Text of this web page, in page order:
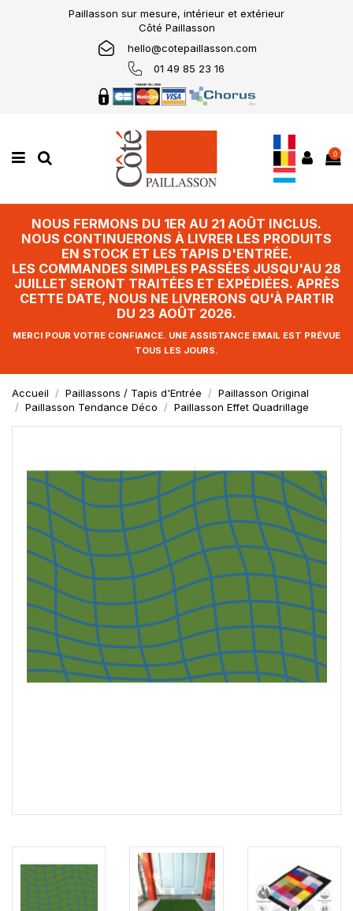
Paillasson sur mesure, intérieur et extérieur
Côté Paillasson
hello@cotepaillasson.com
01 49 85 23 16
0
NOUS FERMONS DU 1ER AU 21 AOÛT INCLUS.
NOUS CONTINUERONS À LIVRER LES PRODUITS
EN STOCK ET LES TAPIS D'ENTRÉE.
LES COMMANDES SIMPLES PASSÉES JUSQU'AU 28
JUILLET SERONT TRAITÉES ET EXPÉDIÉES. APRÈS
CETTE DATE, NOUS NE LIVRERONS QU'À PARTIR
DU 23 AOÛT 2026.
MERCI POUR VOTRE CONFIANCE. UNE ASSISTANCE EMAIL EST PRÉVUE
TOUS LES JOURS.
Accueil Paillassons / Tapis d'Entrée
Paillasson Original
Paillasson Tendance Déco
Paillasson Effet Quadrillage